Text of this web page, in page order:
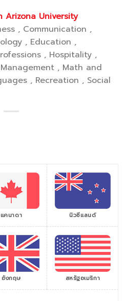
Arizona University
, Communication ,
, Education ,
, Hospitality ,
, Math and
, Recreation , Social
แคนาดา นิวซีแลนด์
อังกฤษ สหรัฐอเมริกา